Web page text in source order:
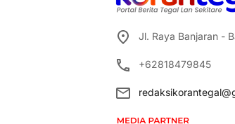
Jl. Raya Banjaran -
+62818479845